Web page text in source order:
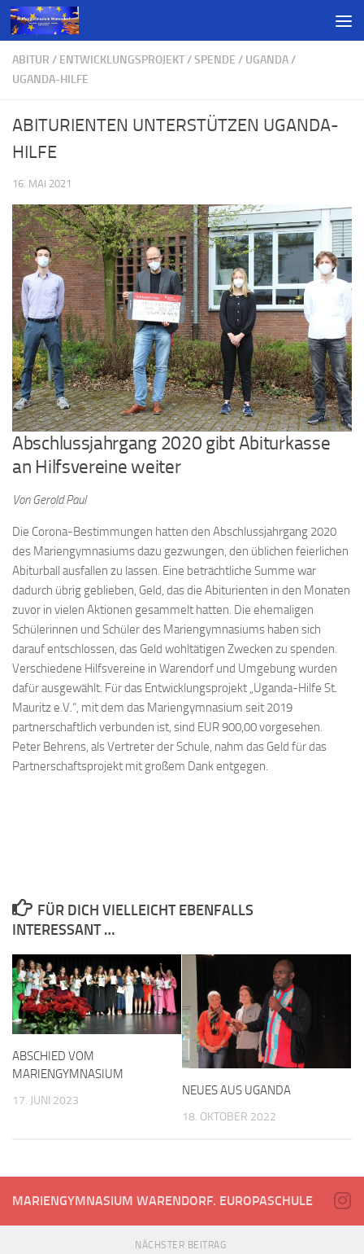
ABITUR / ENTWICKLUNGSPROJEKT/SPENDE / UGANDA/
UGANDA-HILFE
ABITURIENTEN UNTERSTÜTZEN UGANDA-
HILFE
16. MAI 2021
Abschlussjahrgang 2020 gibt Abiturkasse
an Hilfsvereine weiter
Von Gerold Paul
Die Corona-Bestimmungen hatten den Abschlussjahrgang 2020
des Mariengymnasiums dazu gezwungen, den üblichen feierlichen
Abiturball ausfallen zu lassen. Eine beträchtliche Summe war
dadurch übrig geblieben, Geld, das die Abiturienten in den Monaten
zuvor in vielen Aktionen gesammelt hatten. Die ehemaligen
Schülerinnen und Schüler des Mariengymnasiums haben sich
darauf entschlossen, das Geld wohltätigen Zwecken zu spenden.
Verschiedene Hilfsvereine in Warendorf und Umgebung wurden
dafür ausgewählt. Für das Entwicklungsprojekt „Uganda-Hilfe St.
Mauritz e.V.“, mit dem das Mariengymnasium seit 2019
partnerschaftlich verbunden ist, sind EUR 900,00 vorgesehen.
Peter Behrens, als Vertreter der Schule, nahm das Geld für das
Partnerschaftsprojekt mit großem Dank entgegen.
FÜR DICH VIELLEICHT EBENFALLS
INTERESSANT …
ABSCHIED VOM
MARIENGYMNASIUM
17. JUNI 2023
NEUES AUS UGANDA
18. OKTOBER 2022
MARIENGYMNASIUM WARENDORF. EUROPASCHULE
NÄCHSTER BEITRAG